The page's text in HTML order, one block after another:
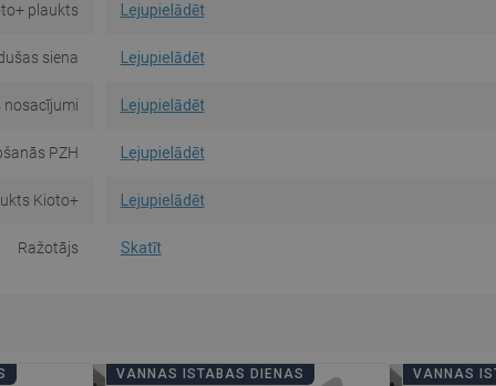
plaukts Lejupielādēt
siena Lejupielādēt
nosacījumi Lejupielādēt
PZH Lejupielādēt
Kioto+ Lejupielādēt
Ražotājs Skatīt
VANNAS ISTABAS DIENAS VANNAS